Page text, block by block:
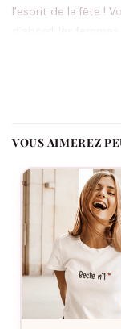
l’esprit de la fête !
vivre, ce t-shirt est
même un
meilleur allié. Avec
ouvre la voie à des
partagés. Il incarne
copains.
Offrir ce t-shirt,
C’est l’idéal pour
soirées, des
l’humour a sa
VOUS AIMEREZ